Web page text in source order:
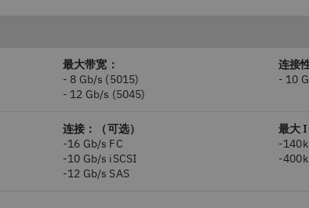
最大带宽：
- 8 Gb/s (5015)
- 12 Gb/s (5045)
连接
- 10
连接：（可选）
-16 Gb/s FC
-10 Gb/s iSCSI
-12 Gb/s SAS
最大
-
-